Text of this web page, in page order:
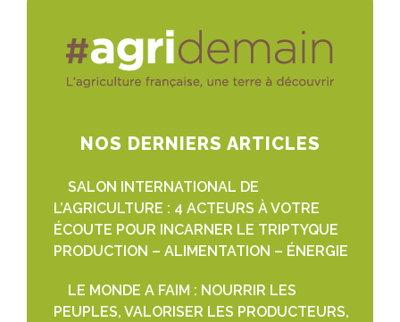
NOS DERNIERS ARTICLES
SALON INTERNATIONAL DE
L’AGRICULTURE : 4 ACTEURS À VOTRE
ÉCOUTE POUR INCARNER LE TRIPTYQUE
PRODUCTION – ALIMENTATION – ÉNERGIE
LE MONDE A FAIM : NOURRIR LES
PEUPLES, VALORISER LES PRODUCTEURS,